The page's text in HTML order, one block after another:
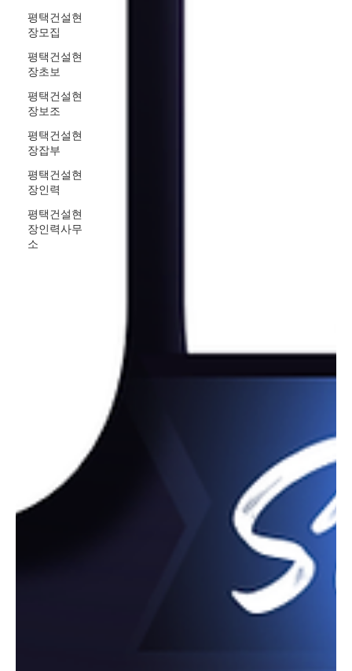
평택건설현
장모집
평택건설현
장초보
평택건설현
장보조
평택건설현
장잡부
평택건설현
장인력
평택건설현
장인력사무
소